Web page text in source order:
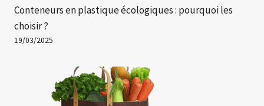
Conteneurs en plastique écologiques : pourquoi les
choisir ?
19/03/2025